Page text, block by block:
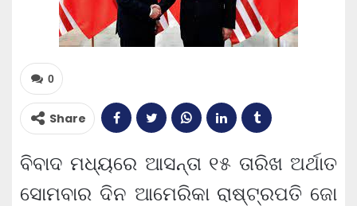
0
Share
ବିବାଦ ମଧ୍ୟରେ ଆସନ୍ତା ୧୫ ତାରିଖ ଅର୍ଥାତ
ସୋମବାର ଦିନ ଆମେରିକା ରାଷ୍ଟ୍ରପତି ଜୋ